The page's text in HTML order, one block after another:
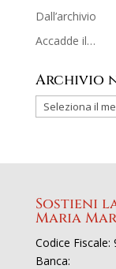
Dall’archivio
Accadde il…
Archivio
Sostieni
Maria
Codice Fiscale:
Banca: